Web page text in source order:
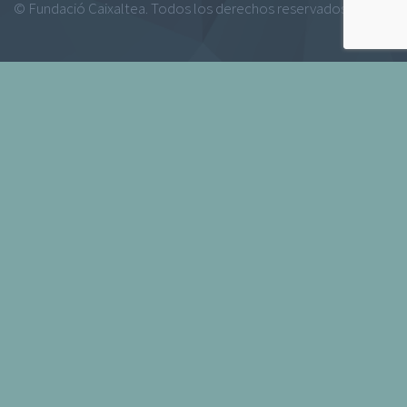
© Fundació Caixaltea. Todos los derechos reservados